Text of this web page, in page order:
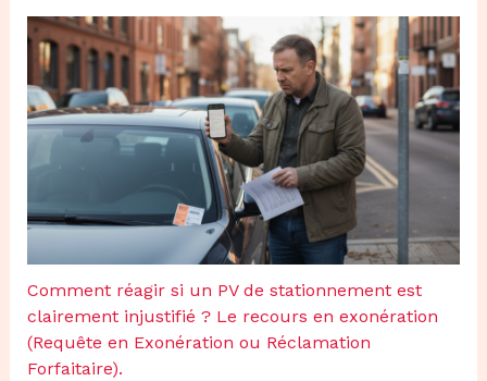
Comment réagir si un PV de stationnement est
clairement injustifié ? Le recours en exonération
(Requête en Exonération ou Réclamation
Forfaitaire).